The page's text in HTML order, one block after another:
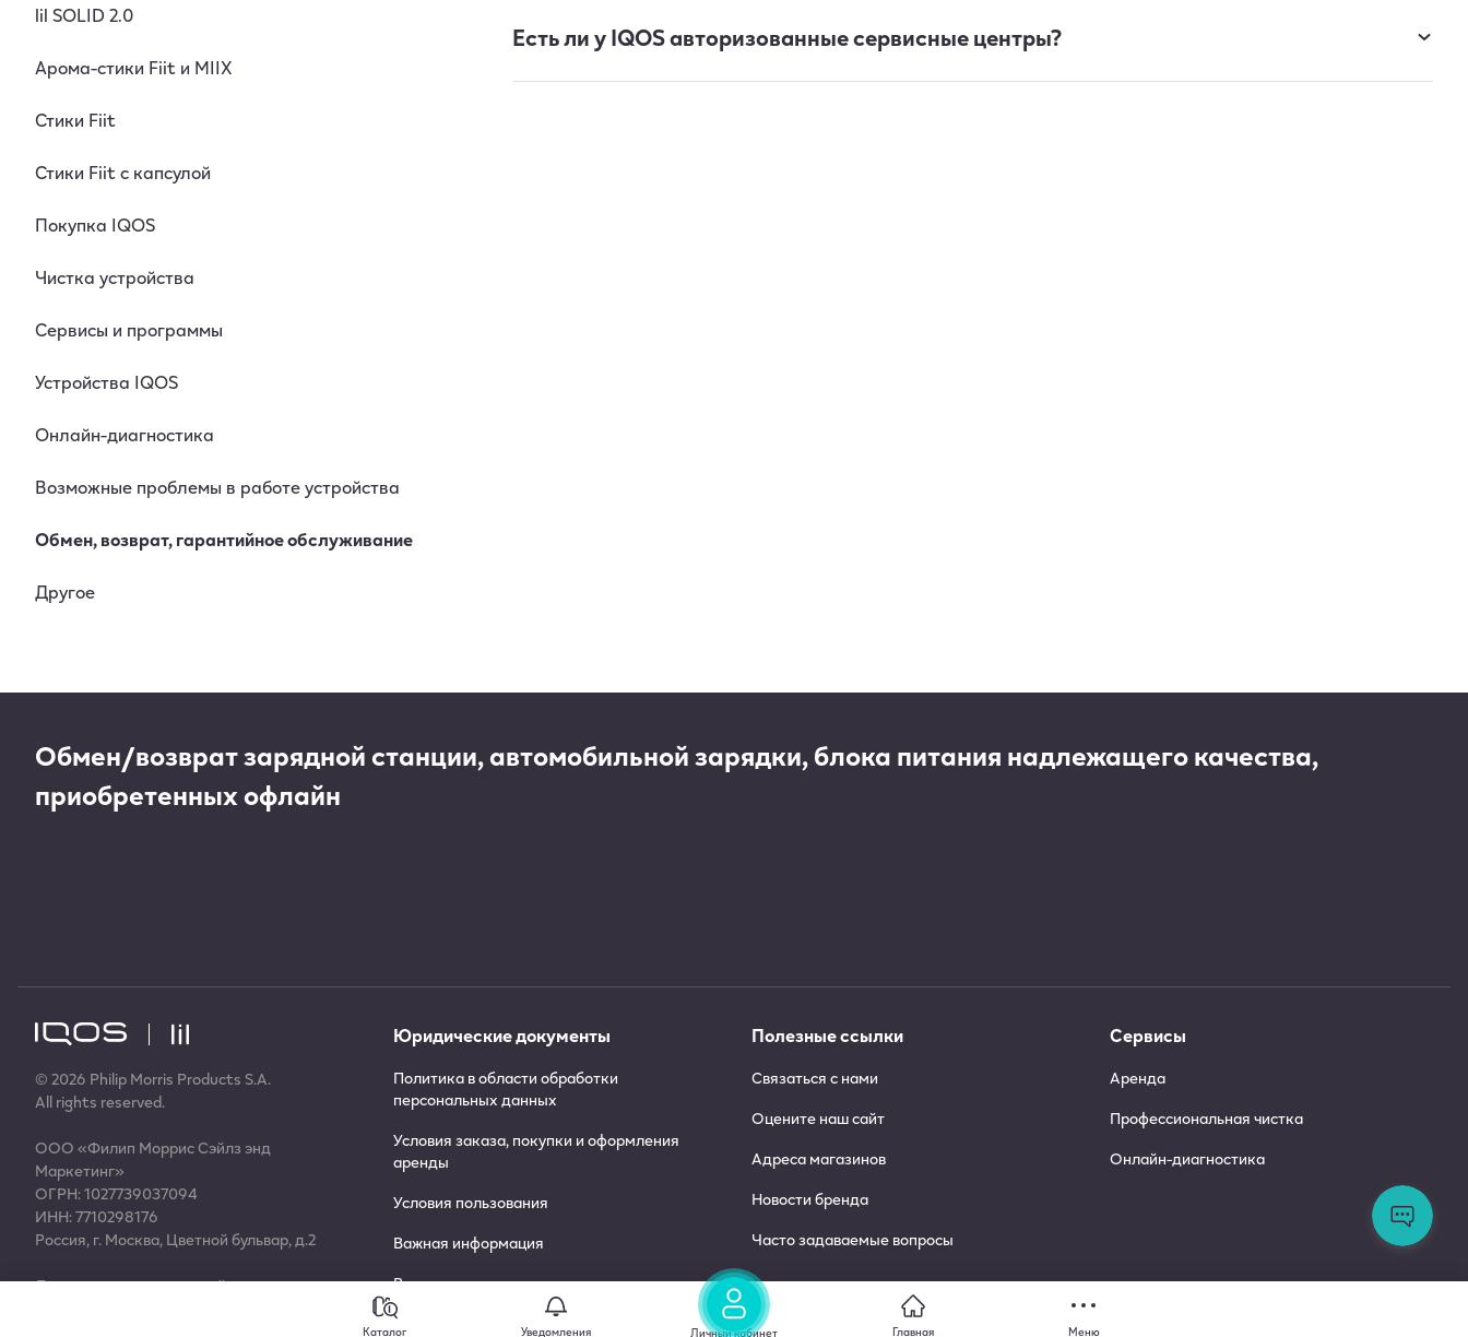
Каталог Уведомления Личный кабинет Главная Меню
lil SOLID 2.0
Арома-стики Fiit и MIIX
Стики Fiit
Стики Fiit с капсулой
Покупка IQOS
Чистка устройства
Сервисы и программы
Устройства IQOS
Онлайн-диагностика
Возможные проблемы в работе устройства
Обмен, возврат, гарантийное обслуживание
Другое
Есть ли у IQOS авторизованные сервисные центры?
Обмен/возврат зарядной станции, автомобильной зарядки, блока питания надлежащего качества,
приобретенных офлайн
© 2026 Philip Morris Products S.A.
All rights reserved.
ООО «Филип Моррис Сэйлз энд
Маркетинг»
ОГРН: 1027739037094
ИНН: 7710298176
Россия, г. Москва, Цветной бульвар, д.2
Для вопросов и претензий:
Юридические документы
Политика в области обработки
персональных данных
Условия заказа, покупки и оформления
аренды
Условия пользования
Важная информация
Все документы
Полезные ссылки
Связаться с нами
Оцените наш сайт
Адреса магазинов
Новости бренда
Часто задаваемые вопросы
Сервисы
Аренда
Профессиональная чистка
Онлайн-диагностика